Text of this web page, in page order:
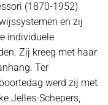
(1870-1952)
en zij
individuele
Zij kreeg met haar
Ter
werd zij met
Jelles-Schepers,